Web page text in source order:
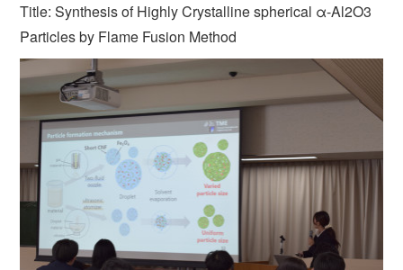
Title: Synthesis of Highly Crystalline spherical α-Al2O3
Particles by Flame Fusion Method